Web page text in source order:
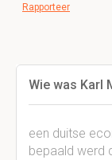
Rapporteer
Wie was Karl
een duitse
bepaald werd